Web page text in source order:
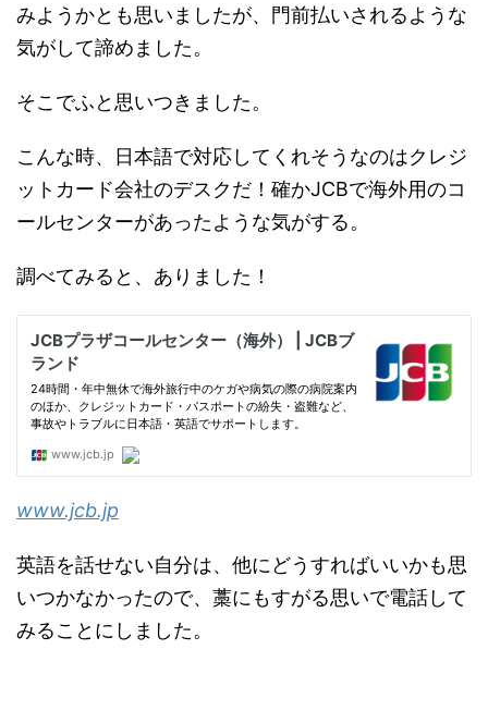
みようかとも思いましたが、門前払いされるような
気がして諦めました。
そこでふと思いつきました。
こんな時、日本語で対応してくれそうなのはクレジ
ットカード会社のデスクだ！確かJCBで海外用のコ
ールセンターがあったような気がする。
調べてみると、ありました！
www.jcb.jp
英語を話せない自分は、他にどうすればいいかも思
いつかなかったので、藁にもすがる思いで電話して
みることにしました。